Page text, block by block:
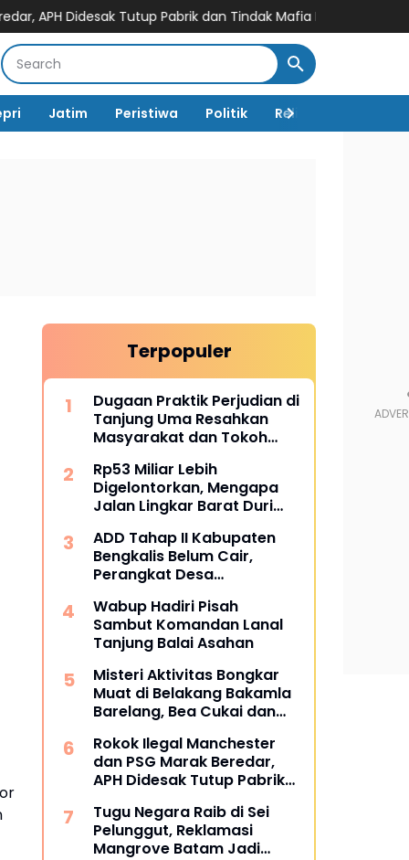
Tutup Pabrik dan Tindak Mafia Penyelundup
Dugaan
Jatim Peristiwa Politik Religi
Terpopuler
Dugaan Praktik Perjudian di
Tanjung Uma Resahkan
Masyarakat dan Tokoh
Rp53 Miliar Lebih
Digelontorkan, Mengapa
Jalan Lingkar Barat Duri
Tanya?
ADD Tahap II Kabupaten
Bengkalis Belum Cair,
Perangkat Desa
Penyaluran
Wabup Hadiri Pisah
Sambut Komandan Lanal
Tanjung Balai Asahan
Misteri Aktivitas Bongkar
Muat di Belakang Bakamla
Barelang, Bea Cukai dan
Penindakan
Rokok Ilegal Manchester
dan PSG Marak Beredar,
APH Didesak Tutup Pabrik
Penyelundup
Tugu Negara Raib di Sei
Pelunggut, Reklamasi
Mangrove Batam Jadi